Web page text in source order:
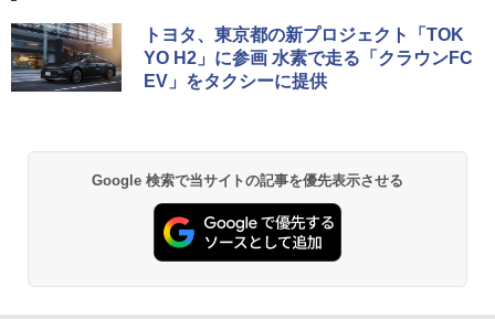
トヨタ、東京都の新プロジェクト「TOK
YO H2」に参画 水素で走る「クラウンFC
EV」をタクシーに提供
Google 検索で当サイトの記事を優先表示させる